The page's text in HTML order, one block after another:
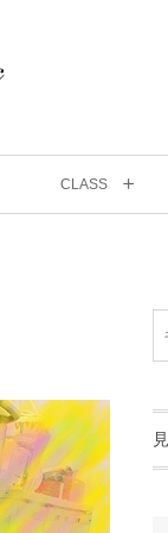
CLASS